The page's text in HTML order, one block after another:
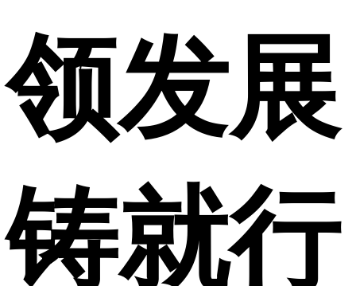
领发展
铸就行